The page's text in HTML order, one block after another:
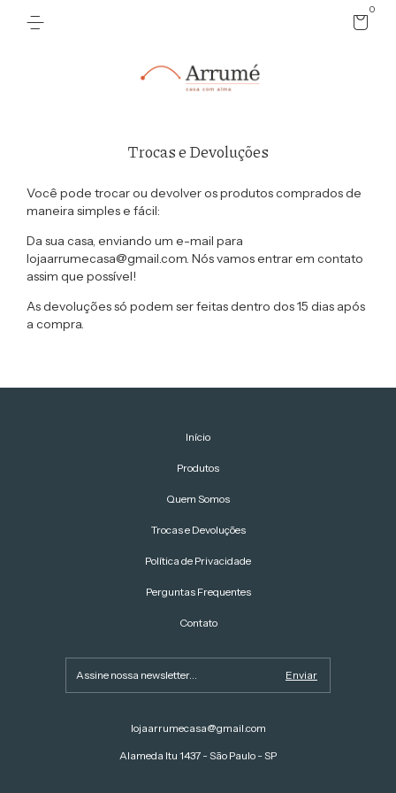
0
Trocas e Devoluções
Você pode trocar ou devolver os produtos comprados de
maneira simples e fácil:
Da sua casa, enviando um e-mail para
lojaarrumecasa@gmail.com. Nós vamos entrar em contato
assim que possível!
As devoluções só podem ser feitas dentro dos 15 dias após
a compra.
Início
Produtos
Quem Somos
Trocas e Devoluções
Política de Privacidade
Perguntas Frequentes
Contato
lojaarrumecasa@gmail.com
Alameda Itu 1437 - São Paulo - SP